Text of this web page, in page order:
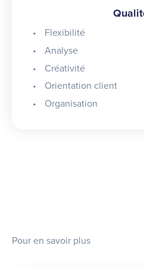
Flexibilité
Analyse
Créativité
Orientation client
Organisation
Pour en savoir plus